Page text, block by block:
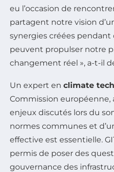
eu l’occasion de
partagent notre vision
synergies créées
peuvent propulser notre
changement réel », a-t-il
Un expert en climate tech
Commission européenne,
enjeux discutés lors du
normes communes et
effective est essentielle.
permis de poser des
gouvernance des